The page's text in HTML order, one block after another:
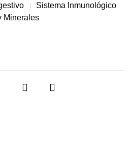
Sistema Inmunológico
Minerales